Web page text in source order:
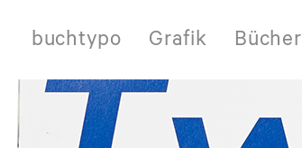
content
buchtypo Grafik Bücher